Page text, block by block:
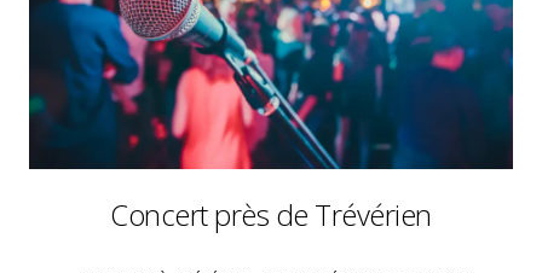
Concert près de Trévérien